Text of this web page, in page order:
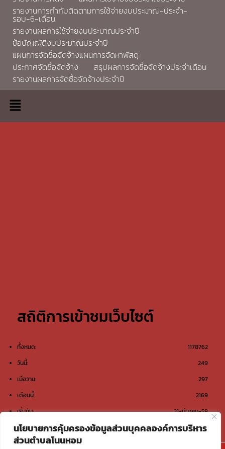
นโยบายการคุ้มครองข้อมูลส่วนบุคคลองค์การบริหาร
ส่วนตำบลโนนหอม
รายงานการกำกับติดตามการใช้จ่ายงบประมาณ-ประจำ-
รอบ-6-เดือน
รายงานผลการใช้จ่ายงบประมาณประจำปี
ข้อบัญญัติงบประมาณประจำปี
แผนการจัดซื้อจัดจ้างแผนการจัดหาพัสดุ
ประกาศจัดซื้อจัดจ้าง
สรุปผลการจัดซื้อจัดจ้างประจำเดือน
รายงานผลการจัดซื้อจัดจ้างประจำปี
สถิติการเข้าชมเว็บไซต์
1178762
ทั้งหมด:
249
วันนี้:
297
เมื่อวาน:
2169
เดือนนี้:
31-มีนาคม-59
เริ่มนับ: